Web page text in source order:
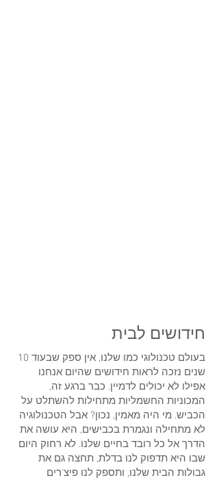
חידושים לבית
בעולם טכנולוגי כמו שלנו, אין ספק שבעוד 10
שנים נזכה לראות חידושים שהיום אנחנו
אפילו לא יכולים לדמיין. כבר ברגע זה,
המכוניות החשמליות מתחילות להשתלט על
הכביש. מי היה מאמין, נכון? אבל הטכנולוגיה
לא מתחילה ונגמרת בכבישים, היא עושה את
הדרך אל כל רובד בחיים שלנו. לא רחוק היום
שבו היא תדפוק לנו בדלת, תחצה גם את
גבולות הבית שלנו, ותספק לנו פיצ'רים